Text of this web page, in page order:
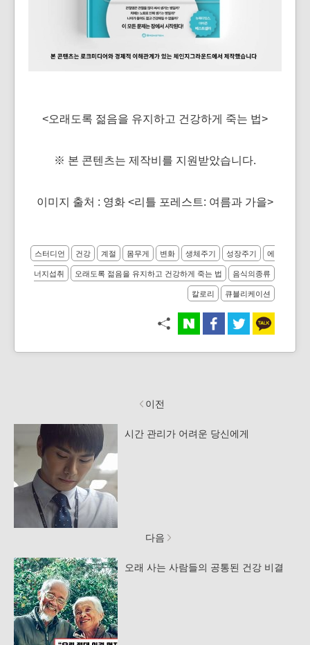
<오래도록 젊음을 유지하고 건강하게 죽는 법>
※ 본 콘텐츠는 제작비를 지원받았습니다.
이미지 출처 : 영화 <리틀 포레스트: 여름과 가을>
스터디언 건강 계절 몸무게 변화 생체주기 성장주기
에
너지섭취
오래도록 젊음을 유지하고 건강하게 죽는 법
음식의종류
칼로리
큐블리케이션
이전
시간 관리가 어려운 당신에게
다음
오래 사는 사람들의 공통된 건강 비결